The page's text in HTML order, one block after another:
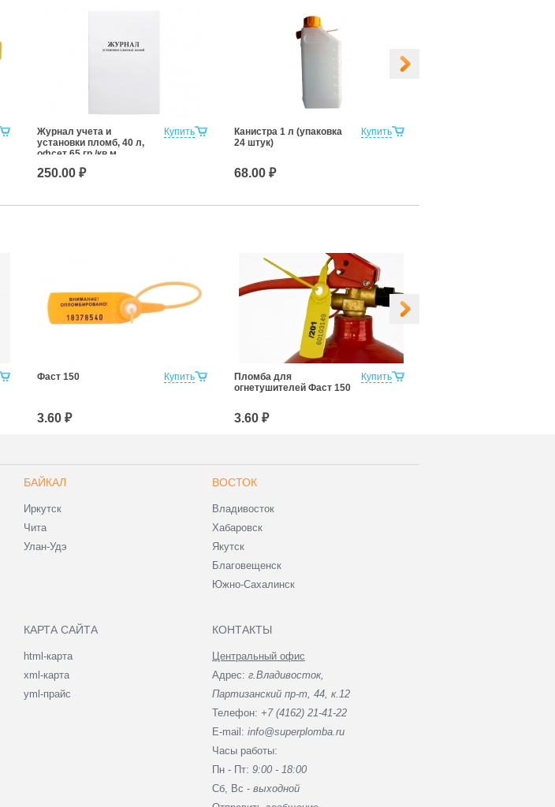
Купить
Журнал учета и
установки пломб, 40 л,
офсет 65 гр./кв.м
250.00 ₽
Купить
Канистра 1 л (упаковка
24 штук)
68.00 ₽
Купить
Фаст 150
3.60 ₽
Купить
Пломба для
огнетушителей Фаст 150
3.60 ₽
БАЙКАЛ
Иркутск
Чита
Улан-Удэ
ВОСТОК
Владивосток
Хабаровск
Якутск
Благовещенск
Южно-Сахалинск
КАРТА САЙТА
html-карта
xml-карта
yml-прайс
КОНТАКТЫ
Центральный офис
Адрес: г.Владивосток,
Партизанский пр-т, 44, к.12
Телефон: +7 (4162) 21-41-22
E-mail: info@superplomba.ru
Часы работы:
Пн - Пт: 9:00 - 18:00
Сб, Вc - выходной